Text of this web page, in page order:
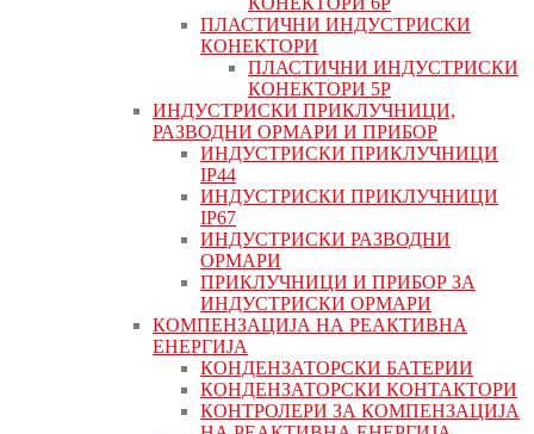
ПЛАСТИЧНИ ИНДУСТРИСКИ
КОНЕКТОРИ
ПЛАСТИЧНИ ИНДУСТРИСКИ
КОНЕКТОРИ 5P
ИНДУСТРИСКИ ПРИКЛУЧНИЦИ,
РАЗВОДНИ ОРМАРИ И ПРИБОР
ИНДУСТРИСКИ ПРИКЛУЧНИЦИ
IP44
ИНДУСТРИСКИ ПРИКЛУЧНИЦИ
IP67
ИНДУСТРИСКИ РАЗВОДНИ
ОРМАРИ
ПРИКЛУЧНИЦИ И ПРИБОР ЗА
ИНДУСТРИСКИ ОРМАРИ
КОМПЕНЗАЦИЈА НА РЕАКТИВНА
ЕНЕРГИЈА
КОНДЕНЗАТОРСКИ БАТЕРИИ
КОНДЕНЗАТОРСКИ КОНТАКТОРИ
КОНТРОЛЕРИ ЗА КОМПЕНЗАЦИЈА